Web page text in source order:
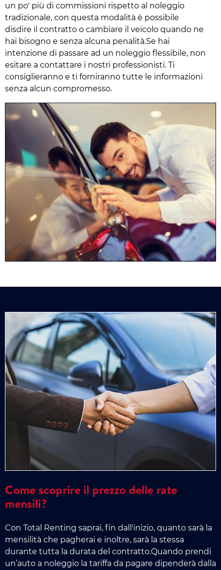
un po' più di commissioni rispetto al noleggio
tradizionale, con questa modalità è possibile
disdire il contratto o cambiare il veicolo quando ne
hai bisogno e senza alcuna penalità.Se hai
intenzione di passare ad un noleggio flessibile, non
esitare a contattare i nostri professionisti. Ti
consiglieranno e ti forniranno tutte le informazioni
senza alcun compromesso.
Come scoprire il prezzo delle rate
mensili?
Con Total Renting saprai, fin dall'inizio, quanto sarà la
mensilità che pagherai e inoltre, sarà la stessa
durante tutta la durata del contratto.Quando prendi
un’auto a noleggio la tariffa da pagare dipenderà dalla